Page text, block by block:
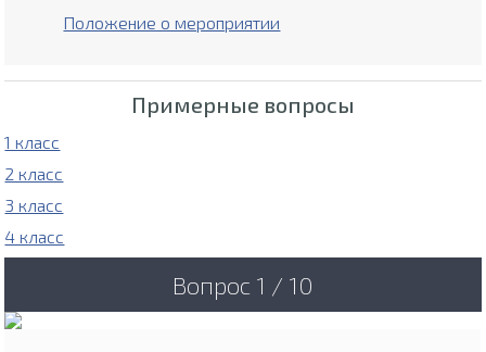
Положение о мероприятии
Примерные вопросы
1 класс
2 класс
3 класс
4 класс
Вопрос 1 / 10